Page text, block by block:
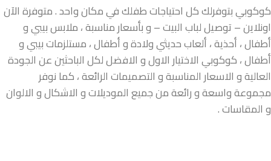
كوكوبي بتوفرلك كل احتياجات طفلك في مكان واحد . متوفرة الآن
اونلاين – توصيل لباب البيت – و بأسعار مناسبة ، ملابس بيبي و
أطفال ، أحذية ، ألعاب حديثي ولادة و أطفال ، مستلزمات بيبي و
أطفال ، كوكوبي الاختيار الاول و الافضل لكل الباحثين عن الجودة
العالية و الاسعار المناسبة و التصميمات الرائعة ، كما نوفر
مجموعة واسعة و رائعة من جميع الموديلات و الاشكال و الالوان
و المقاسات .